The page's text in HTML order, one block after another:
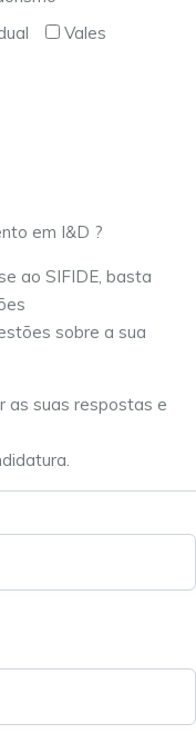
Vales
em I&D ?
ao SIFIDE, basta
sobre a sua
as suas respostas e